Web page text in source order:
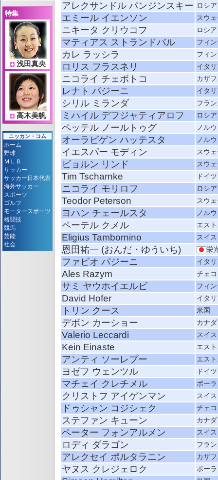
アレクサンドル パンジンスキー ロシア
エミール イエンソン スウ
ニキータ クリウコフ ロシア
マティアス ストランドバル フィ
カレ ラッシラ フィ
ロリス フラスネリ イタ
ニコライ チェボトコ カザ
レナト パジーニ イタ
シリル ミランダ フラ
ミハイル デフジャティアロフ ロシア
ペッテル ノールトゥグ ノル
オーラビゲン ハッテスタ ノル
イエスパー モディン スウ
ビョルン リンド スウ
Tim Tscharnke ドイツ
ニコライ モリロフ ロシア
Teodor Peterson スウ
ヨハン チェールスタ ノル
ペーテル クメル エス
Eligius Tambornino スイス
恩田祐一 (おんだ・ゆういち) 栄
ファビオ パジーニ イタ
Ales Razym チェコ
サミ ヤウホイエルビ フィ
David Hofer イタ
トリン クース 米国
デボン カーショー カナダ
Valerio Leccardi スイス
Kein Einaste エス
アンティ ソーレプー エス
ヨゼフ ウェンツル ドイツ
マチェイ クレチメル ポー
クリストフ アイゲンマン スイス
ドゥシャン コジシェク チェコ
ステファン キューン カナダ
ペーター フォンアルメン スイス
ロディ ダラゴン フラ
アレクセイ ポルタラニン カザ
ヤヌス クレジェロク ポー
特集
浅田真央
高木美帆
ニッカン・コム
ホーム
野球
ＭＬＢ
サッカー
サッカー日本代表
海外サッカー
スポーツ
ゴルフ
モータースポーツ
格闘技
競馬
芸能
社会